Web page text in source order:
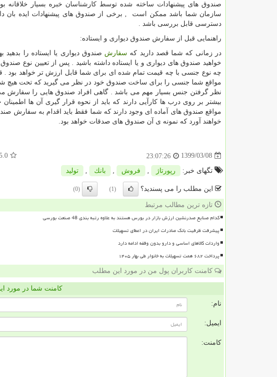
صندوق های پیشنهادات ساخته شده توسط کارشناسان خبره بسیار
سازمان شما باشد ممکن است , برخی از صندوق های پیشنهادات ایده بان
دسترسی قابل بررسی باشد .
راهنمایی قبل از سفارش صندوق دیواری و ایستاده:
در زمانی که شما قصد دارید که سفارش صندوق دیواری یا ایستاده را
خواهید صندوق های دیواری و یا ایستاده داشته باشید . پس از تعیین نوع
چه نوع جنسی با چه قیمت تمام شده ای برای شما قابل ارزش تر خواهد بود .
مواقع شما جنسی را برای ساخت صندوق خود در نظر می گیرید که تحت هیچ
نظر گرفتن جنس بسیار مهم می باشد . گاهی افراد صندوق هایی را سفارش می
بیشتر بر روی درب ها کارآیی دارند که باید از نحوه قرار گیری آن ها
مواقع صندوق های آماده ای وجود دارند که شما فقط باید اقدام به سفارش
خواهند آورد که نمونه ی آن صندوق های صدقات خواهد بود.
1399/03/08
23:07:26
تگهای خبر: رپورتاژ فروش بانك تولید
این مطلب را می پسندید؟ (1)
(0)
تازه ترین مطالب مرتبط
کدام صنایع صدرنشین ارزش بازار در بورس هستند به علاوه رتبه بندی 48 صنعت بورسی
پیشرفت ظرفیت بانک صادرات ایران در اعطای تسهیلات
واردات کالاهای اساسی و دارو بدون وقفه ادامه دارد
پرداخت ۶۸۲ همت تسهیلات به خانوار طی بهار ۱۴۰۵
کامنت کاربران پول من در مورد این مطلب
کامنت شما در مورد
نام:
ایمیل:
کامنت: